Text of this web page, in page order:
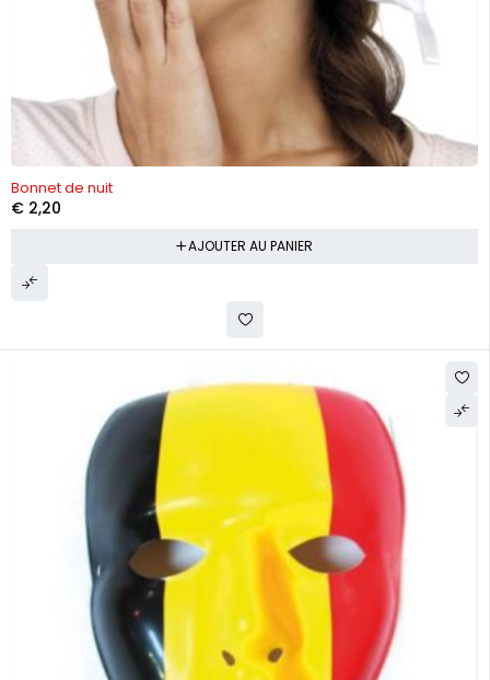
Bonnet de nuit
€ 2,20
AJOUTER AU PANIER